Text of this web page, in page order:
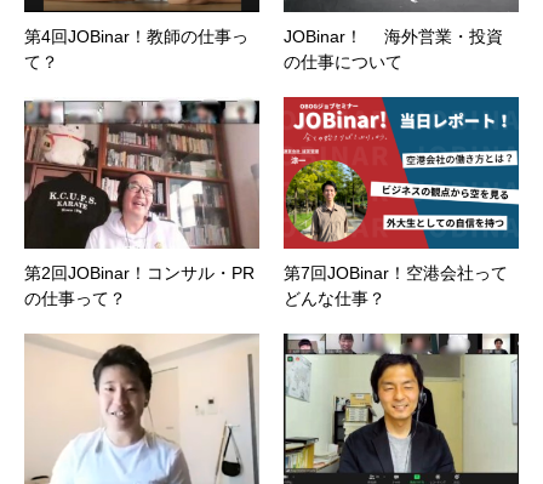
第4回JOBinar！教師の仕事っ
て？
JOBinar！ 海外営業・投資
の仕事について
第2回JOBinar！コンサル・PR
の仕事って？
第7回JOBinar！空港会社って
どんな仕事？